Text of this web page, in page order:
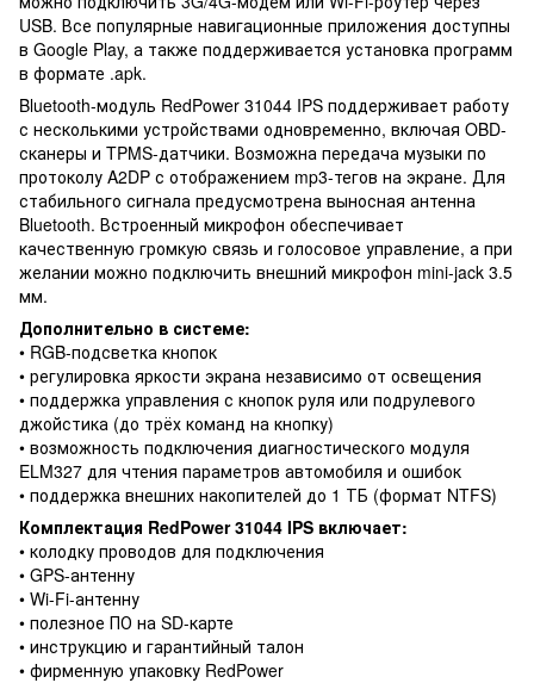
USB. Все популярные навигационные приложения доступны
в Google Play, а также поддерживается установка программ
в формате .apk.
Bluetooth-модуль RedPower 31044 IPS поддерживает работу
с несколькими устройствами одновременно, включая OBD-
сканеры и TPMS-датчики. Возможна передача музыки по
протоколу A2DP с отображением mp3-тегов на экране. Для
стабильного сигнала предусмотрена выносная антенна
Bluetooth. Встроенный микрофон обеспечивает
качественную громкую связь и голосовое управление, а при
желании можно подключить внешний микрофон mini-jack 3.5
мм.
Дополнительно в системе:
• RGB-подсветка кнопок
• регулировка яркости экрана независимо от освещения
• поддержка управления с кнопок руля или подрулевого
джойстика (до трёх команд на кнопку)
• возможность подключения диагностического модуля
ELM327 для чтения параметров автомобиля и ошибок
• поддержка внешних накопителей до 1 ТБ (формат NTFS)
Комплектация RedPower 31044 IPS включает:
• колодку проводов для подключения
• GPS-антенну
• Wi-Fi-антенну
• полезное ПО на SD-карте
• инструкцию и гарантийный талон
• фирменную упаковку RedPower